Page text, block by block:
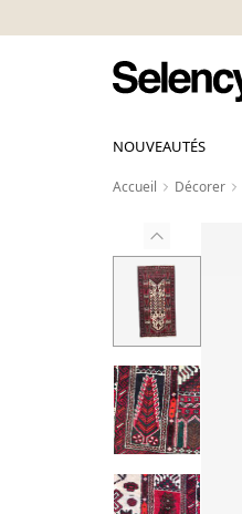
NOUVEAUTÉS
Accueil Décorer